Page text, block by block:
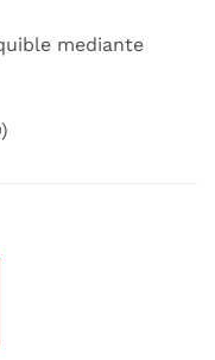
mediante